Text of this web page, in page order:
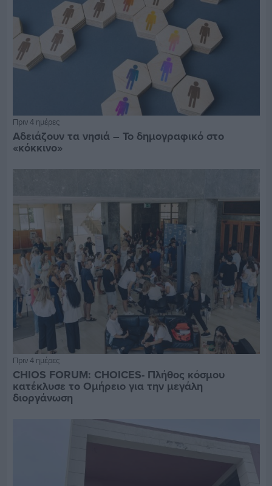
Πριν 4 ημέρες
Αδειάζουν τα νησιά – Το δημογραφικό στο
«κόκκινο»
Πριν 4 ημέρες
CHIOS FORUM: CHOICES- Πλήθος κόσμου
κατέκλυσε το Ομήρειο για την μεγάλη
διοργάνωση